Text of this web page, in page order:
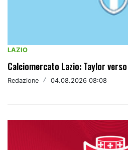
LAZIO
Calciomercato Lazio: Taylor
Redazione / 04.08.2026 08:08